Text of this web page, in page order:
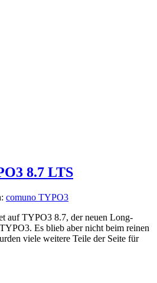
8.7 LTS
comuno TYPO3
auf TYPO3 8.7, der neuen Long-
Es blieb aber nicht beim reinen
viele weitere Teile der Seite für